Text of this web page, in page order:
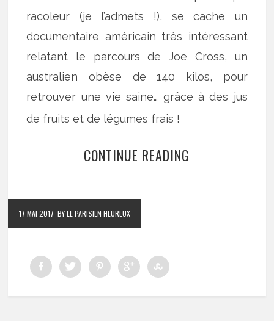
racoleur (je l’admets !), se cache un
documentaire américain très intéressant
relatant le parcours de Joe Cross, un
australien obèse de 140 kilos, pour
retrouver une vie saine… grâce à des jus
de fruits et de légumes frais !
CONTINUE READING
17 MAI 2017 BY LE PARISIEN HEUREUX